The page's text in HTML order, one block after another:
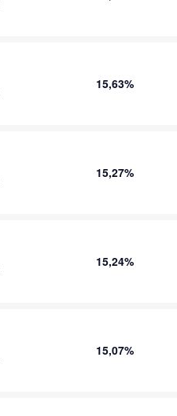
15,63%
15,27%
15,24%
15,07%